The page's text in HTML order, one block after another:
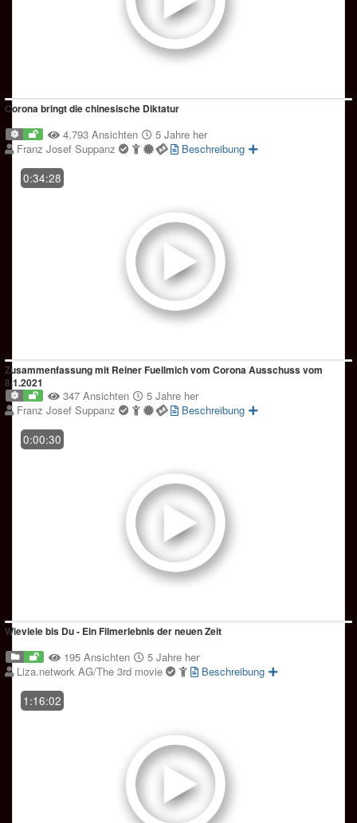
Corona bringt die chinesische Diktatur
4,793 Ansichten
5 Jahre her
Franz Josef Suppanz
Beschreibung
0:34:28
Zusammenfassung mit Reiner Fuellmich vom Corona Ausschuss vom
8.1.2021
347 Ansichten
5 Jahre her
Franz Josef Suppanz
Beschreibung
0:00:30
Wieviele bis Du - Ein Filmerlebnis der neuen Zeit
195 Ansichten
5 Jahre her
Liza.network AG/The 3rd movie
Beschreibung
1:16:02